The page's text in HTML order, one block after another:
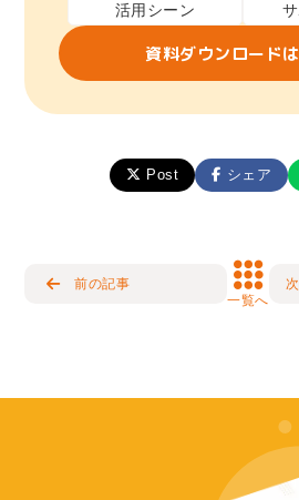
活用シーン
資料ダウンロード
Post シェア
前の記事
一覧へ